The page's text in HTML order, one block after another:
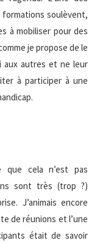
soulèvent,
à mobiliser pour des
je propose de le
aux autres et ne leur
à participer à une
cela n’est pas
sont très (trop ?)
J’animais encore
de réunions et l’une
était de savoir